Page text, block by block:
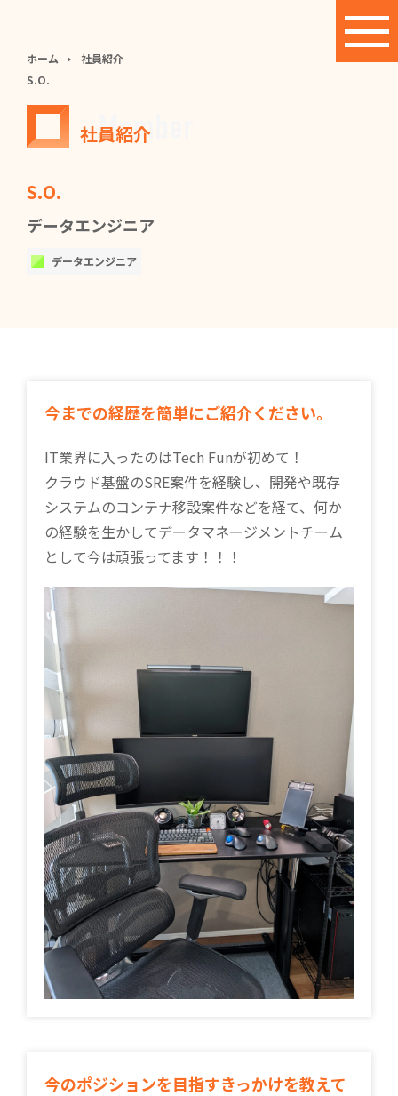
ホーム
社員紹介
S.O.
Member
社員紹介
S.O.
データエンジニア
データエンジニア
今までの経歴を簡単にご紹介ください。
IT業界に入ったのはTech Funが初めて！
クラウド基盤のSRE案件を経験し、開発や既存
システムのコンテナ移設案件などを経て、何か
の経験を生かしてデータマネージメントチーム
として今は頑張ってます！！！
今のポジションを目指すきっかけを教えて